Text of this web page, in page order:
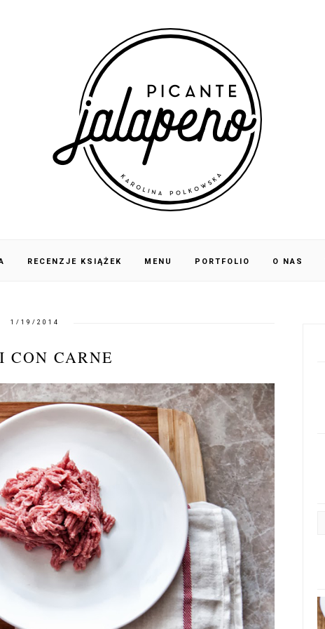
RECENZJE KSIĄŻEK MENU PORTFOLIO O NAS
1/19/2014
CON CARNE